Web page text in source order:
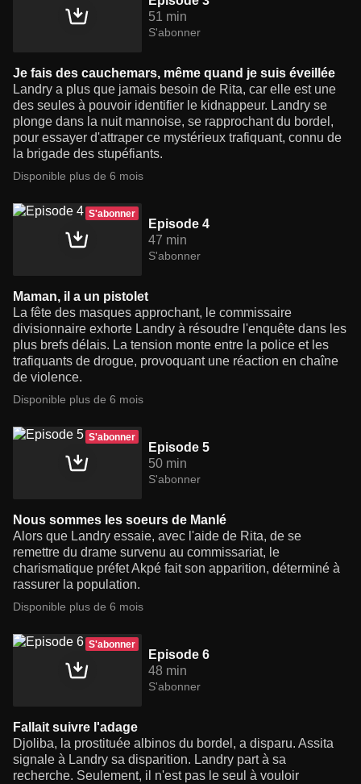
51 min
S'abonner
Je fais des cauchemars, même quand je suis éveillée
Landry a plus que jamais besoin de Rita, car elle est une
des seules à pouvoir identifier le kidnappeur. Landry se
plonge dans la nuit mannoise, se rapprochant du bordel,
pour essayer d'attraper ce mystérieux trafiquant, connu de
la brigade des stupéfiants.
Disponible plus de 6 mois
S'abonner
Episode 4
47 min
S'abonner
Maman, il a un pistolet
La fête des masques approchant, le commissaire
divisionnaire exhorte Landry à résoudre l'enquête dans les
plus brefs délais. La tension monte entre la police et les
trafiquants de drogue, provoquant une réaction en chaîne
de violence.
Disponible plus de 6 mois
S'abonner
Episode 5
50 min
S'abonner
Nous sommes les soeurs de Manlé
Alors que Landry essaie, avec l'aide de Rita, de se
remettre du drame survenu au commissariat, le
charismatique préfet Akpé fait son apparition, déterminé à
rassurer la population.
Disponible plus de 6 mois
S'abonner
Episode 6
48 min
S'abonner
Fallait suivre l'adage
Djoliba, la prostituée albinos du bordel, a disparu. Assita
signale à Landry sa disparition. Landry part à sa
recherche. Seulement, il n'est pas le seul à vouloir